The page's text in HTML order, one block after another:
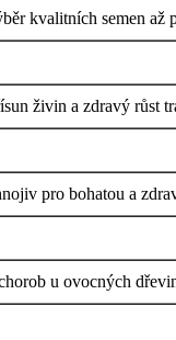
kvalitních semen až
živin a zdravý růst
pro bohatou a
u ovocných